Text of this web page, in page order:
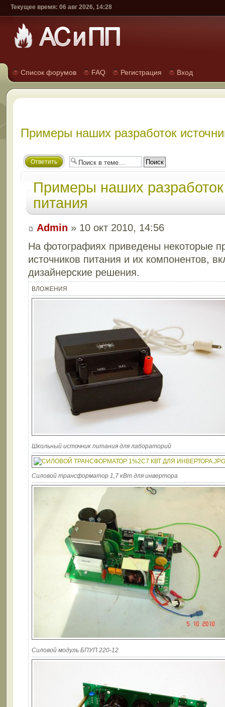
Текущее время: 06 авг 2026, 14:28
Список форумов FAQ Регистрация Вход
Примеры наших разработок
Ответить
Примеры наших разработок
питания
Admin » 10 окт 2010, 14:56
На фотографиях приведены некоторые
источников питания и их компонентов,
дизайнерские решения.
ВЛОЖЕНИЯ
Школьный источник питания для лабораторий
Силовой трансформатор 1,7 кВт для инвертора
Силовой модуль БПУП 220-12